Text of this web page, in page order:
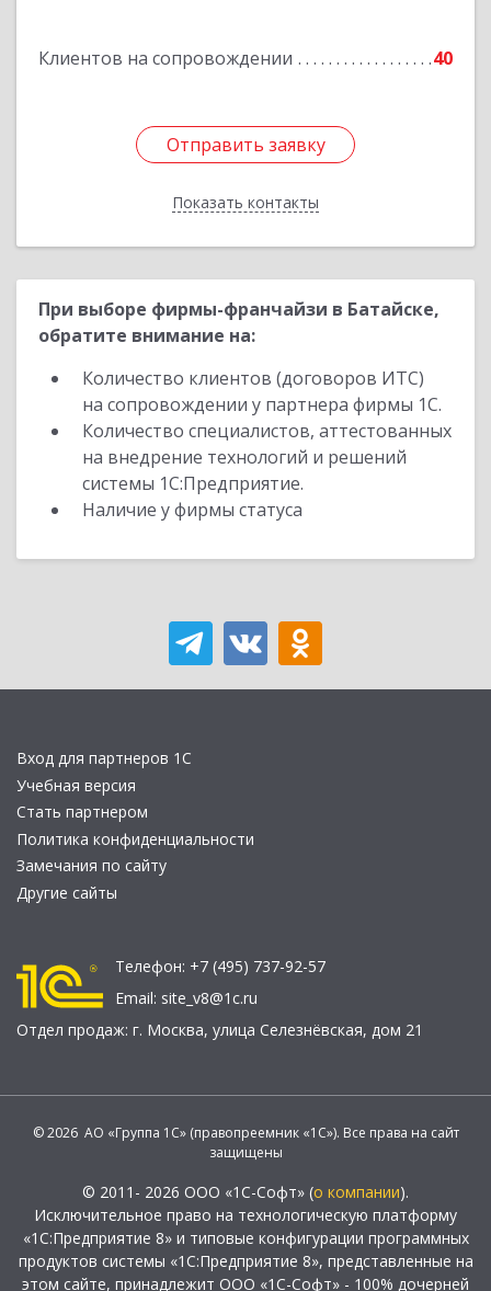
Клиентов на сопровождении 40
Отправить заявку
Показать контакты
Отправить заявку
Назад
При выборе фирмы-франчайзи в Батайске,
обратите внимание на:
Количество клиентов (договоров ИТС)
на сопровождении у партнера фирмы 1С.
Количество специалистов, аттестованных
на внедрение технологий и решений
системы 1С:Предприятие.
Наличие у фирмы статуса
Вход для партнеров 1С
Учебная версия
Стать партнером
Политика конфиденциальности
Замечания по сайту
Другие сайты
Телефон: +7 (495) 737-92-57
Email: site_v8@1c.ru
Отдел продаж: г. Москва, улица Селезнёвская, дом 21
© 2026 АО «Группа 1С» (правопреемник «1С»). Все права на сайт
защищены
© 2011- 2026 ООО «1С-Софт» (о компании).
Исключительное право на технологическую платформу
«1С:Предприятие 8» и типовые конфигурации программных
продуктов системы «1С:Предприятие 8», представленные на
этом сайте, принадлежит ООО «1С-Софт» - 100% дочерней